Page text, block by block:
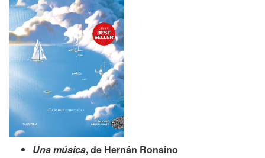
Una música, de Hernán Ronsino